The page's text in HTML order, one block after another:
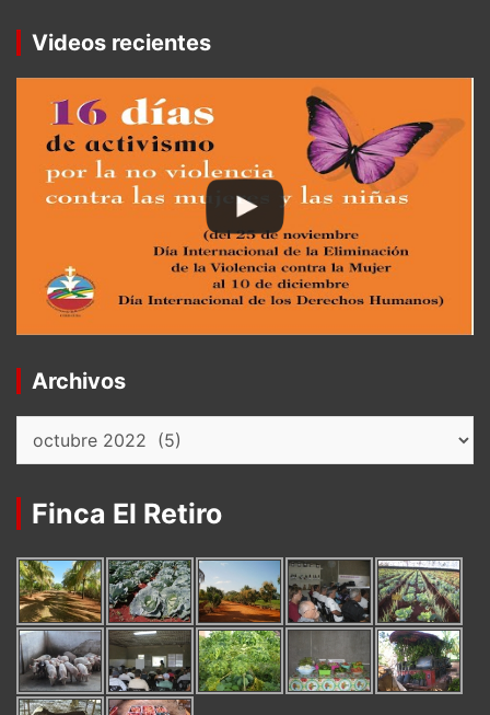
Videos recientes
Archivos
Archivos
Finca El Retiro